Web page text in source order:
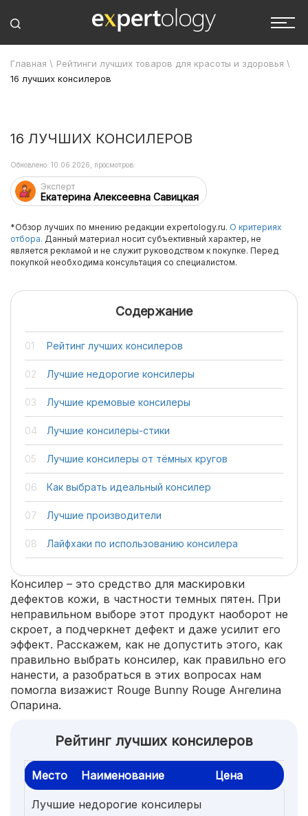
Главная \ Рейтинги лучших товаров для красоты и здоровья \
16 лучших консилеров
16 ЛУЧШИХ КОНСИЛЕРОВ
Эксперт
Екатерина Алексеевна Савицкая
Обновлено: 10.06.2026, просмотров:
*Обзор лучших по мнению редакции expertology.ru. О критериях
отбора. Данный материал носит субъективный характер, не
является рекламой и не служит руководством к покупке. Перед
покупкой необходима консультация со специалистом.
Содержание
Рейтинг лучших консилеров
Лучшие недорогие консилеры
Лучшие кремовые консилеры
Лучшие консилеры-стики
Лучшие консилеры от тёмных кругов
Как выбрать идеальный консилер
Лучшие производители
Лайфхаки по использованию консилера
Консилер – это средство для маскировки
дефектов кожи, в частности темных пятен. При
неправильном выборе этот продукт наоборот не
скроет, а подчеркнет дефект и даже усилит его
эффект. Расскажем, как не допустить этого, как
правильно выбрать консилер, как правильно его
нанести, а разобраться в этих вопросах нам
помогла визажист Rouge Bunny Rouge Ангелина
Опарина.
Рейтинг лучших консилеров
Место Наименование Цена
Лучшие недорогие консилеры